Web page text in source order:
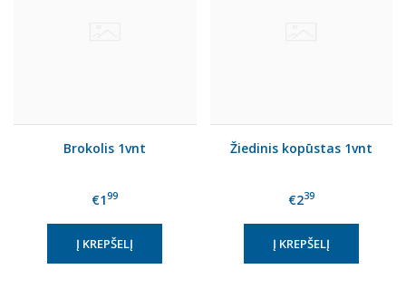
Brokolis 1vnt
€199
Žiedinis kopūstas 1vnt
€239